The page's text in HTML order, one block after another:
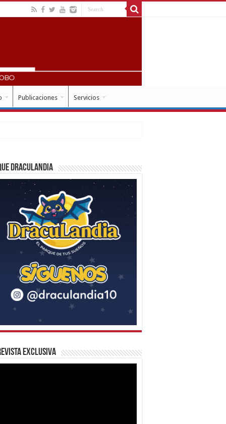
Publicaciones Servicios
Draculandia
Exclusiva